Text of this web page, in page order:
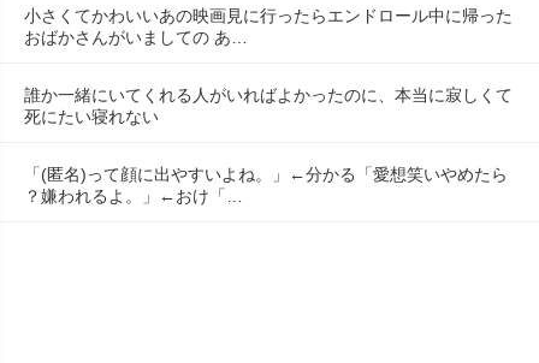
小さくてかわいいあの映画見に行ったらエンドロール中に帰った
おばかさんがいましての あ…
誰か一緒にいてくれる人がいればよかったのに、本当に寂しくて
死にたい寝れない
「(匿名)って顔に出やすいよね。」←分かる「愛想笑いやめたら
？嫌われるよ。」←おけ「…